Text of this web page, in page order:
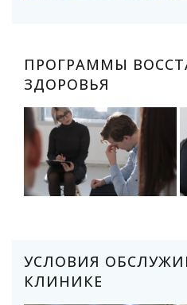
ПРОГРАММЫ
ЗДОРОВЬЯ
УСЛОВИЯ
КЛИНИКЕ